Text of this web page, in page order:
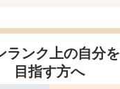
ランク上の自分を
目指す方へ